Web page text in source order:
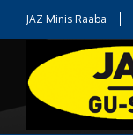
JAZ Minis Raaba